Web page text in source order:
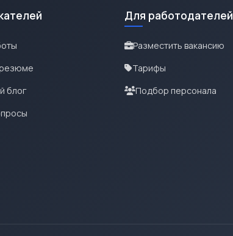
блог
Для работодателей
Разместить вакансию
Тарифы
Подбор персонала